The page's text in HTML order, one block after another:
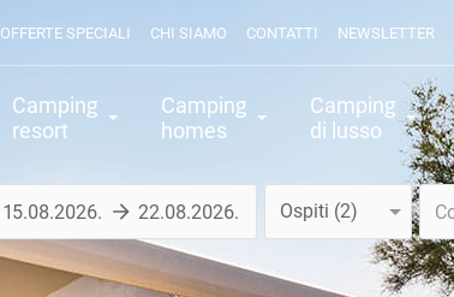
OFFERTE SPECIALI CHI SIAMO CONTATTI NEWSLETTER
Camping
resort
Camping
homes
Camping
di lusso
Ospiti 2